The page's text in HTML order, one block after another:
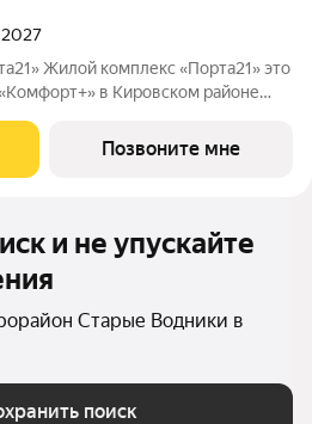
2027
Жилой комплекс «Порта21» это
в Кировском районе
и ощущением спокойствия.
Позвоните мне
и не упускайте
Старые Водники в
поиск